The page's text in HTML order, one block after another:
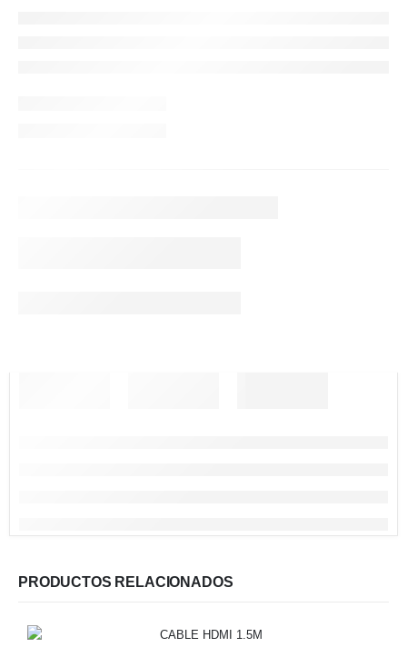
PRODUCTOS RELACIONADOS